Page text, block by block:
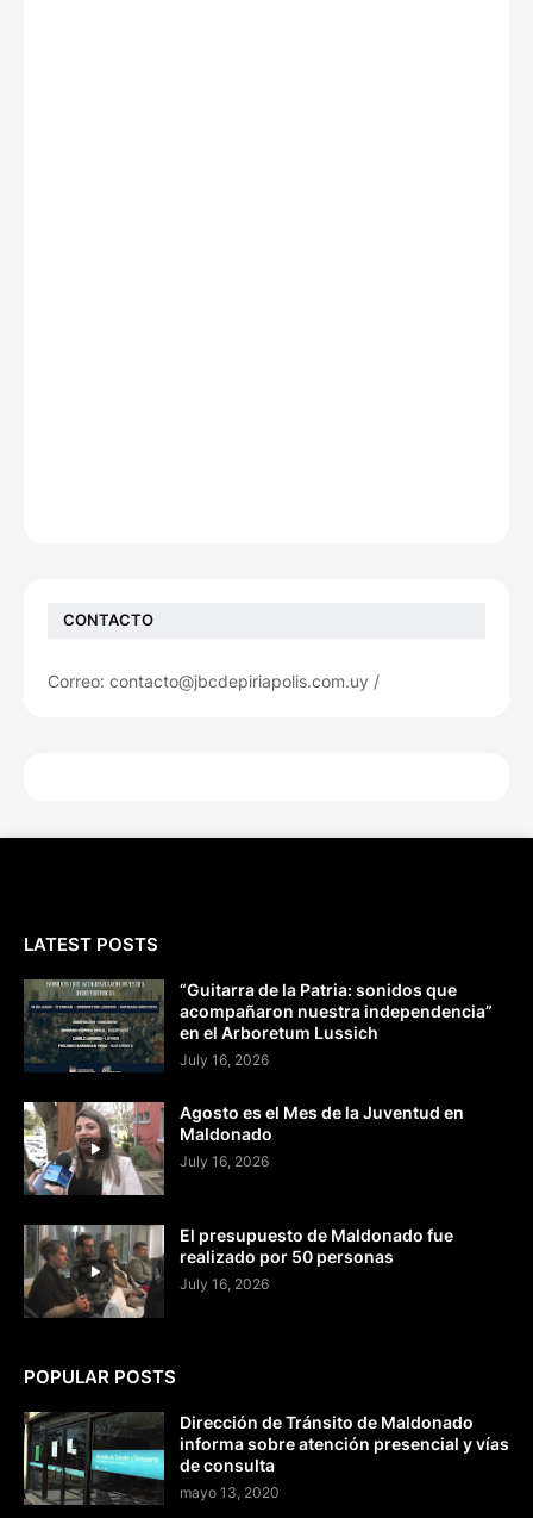
CONTACTO
Correo: contacto@jbcdepiriapolis.com.uy /
LATEST POSTS
“Guitarra de la Patria: sonidos que
acompañaron nuestra independencia”
en el Arboretum Lussich
July 16, 2026
Agosto es el Mes de la Juventud en
Maldonado
July 16, 2026
El presupuesto de Maldonado fue
realizado por 50 personas
July 16, 2026
POPULAR POSTS
Dirección de Tránsito de Maldonado
informa sobre atención presencial y vías
de consulta
mayo 13, 2020